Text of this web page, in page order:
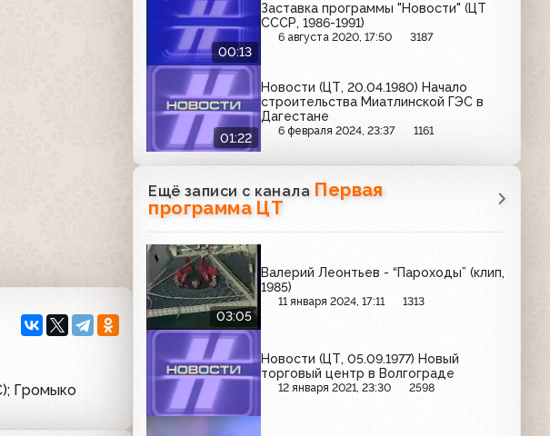
Громыко
00:13
Заставка программы "Новости" (ЦТ
СССР, 1986-1991)
6 августа 2020, 17:50 3187
01:22
Новости (ЦТ, 20.04.1980) Начало
строительства Миатлинской ГЭС в
Дагестане
6 февраля 2024, 23:37 1161
Ещё записи с канала Первая
программа ЦТ
03:05
Валерий Леонтьев - “Пароходы” (клип,
1985)
11 января 2024, 17:11 1313
Новости (ЦТ, 05.09.1977) Новый
торговый центр в Волгограде
12 января 2021, 23:30 2598